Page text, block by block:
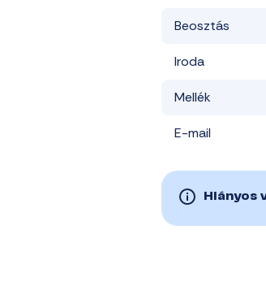
Beosztás
Iroda
Mellék
E-mail
Hiányos